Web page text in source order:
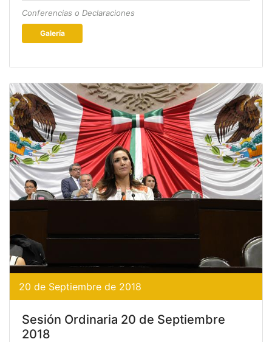
Conferencias o Declaraciones
Galería
20 de Septiembre de 2018
Sesión Ordinaria 20 de Septiembre
2018